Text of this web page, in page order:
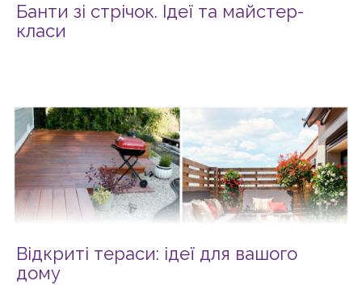
Банти зі стрічок. Ідеї та майстер-
класи
Відкриті тераси: ідеї для вашого
дому